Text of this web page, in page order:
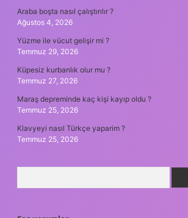
Araba boşta nasıl çalıştırılır ?
Ağustos 4, 2026
Yüzme ile vücut gelişir mi ?
Temmuz 29, 2026
Küpesiz kurbanlık olur mu ?
Temmuz 27, 2026
Maraş depreminde kaç kişi kayıp oldu ?
Temmuz 25, 2026
Klavyeyi nasıl Türkçe yaparim ?
Temmuz 25, 2026